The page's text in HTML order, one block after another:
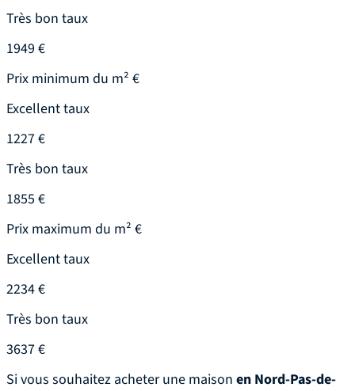
Très bon taux
1949 €
Prix minimum du m² €
Excellent taux
1227 €
Très bon taux
1855 €
Prix maximum du m² €
Excellent taux
2234 €
Très bon taux
3637 €
Si vous souhaitez acheter une maison en Nord-Pas-de-